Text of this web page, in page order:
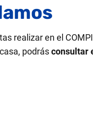
realizar en el
podrásconsultar